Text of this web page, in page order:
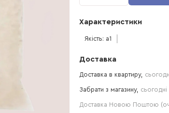
Характеристики
Якість: a1
Доставка
Доставка в квартиру,
Забрати з магазину,
Доставка Новою Поштою